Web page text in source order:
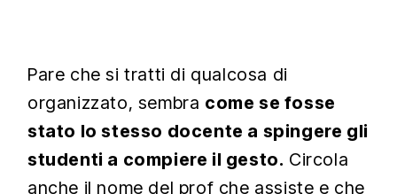
Pare che si tratti di qualcosa di
organizzato, sembra come se fosse
stato lo stesso docente a spingere gli
studenti a compiere il gesto. Circola
anche il nome del prof che assiste e che